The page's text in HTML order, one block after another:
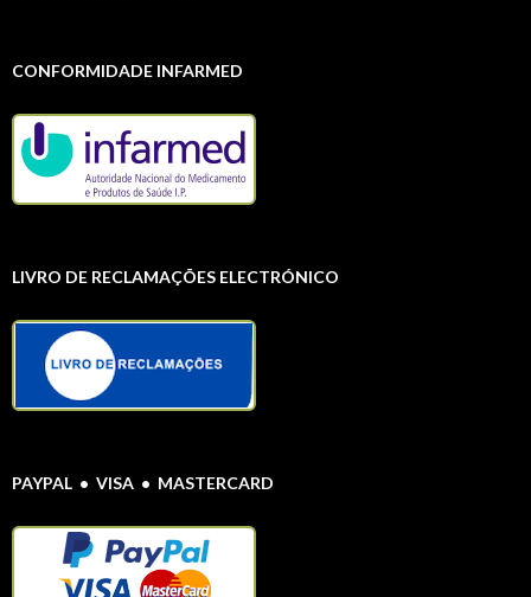
CONFORMIDADE INFARMED
LIVRO DE RECLAMAÇÕES ELECTRÓNICO
PAYPAL • VISA • MASTERCARD